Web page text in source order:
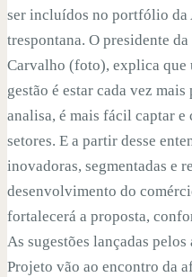
ser incluídos no portfólio da
trespontana. O presidente
Carvalho (foto), explica que
gestão é estar cada vez
analisa, é mais fácil captar e
setores. E a partir desse
inovadoras, segmentadas e
desenvolvimento do
fortalecerá a proposta,
As sugestões lançadas
Projeto vão ao encontro da